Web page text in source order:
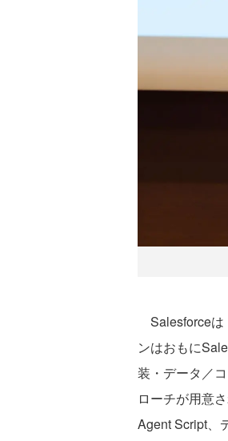
Salesforceは
ンはおもに
装・データ／
ローチが用意
Agent Script、